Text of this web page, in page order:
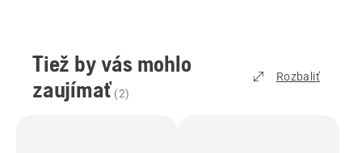
Tiež by vás mohlo
zaujímať (2)
Rozbaliť